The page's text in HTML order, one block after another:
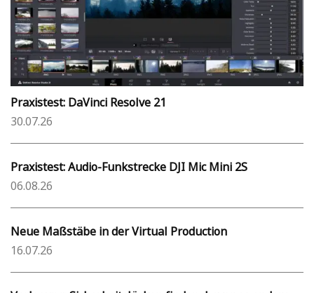
Praxistest: DaVinci Resolve 21
30.07.26
Praxistest: Audio-Funkstrecke DJI Mic Mini 2S
06.08.26
Neue Maßstäbe in der Virtual Production
16.07.26